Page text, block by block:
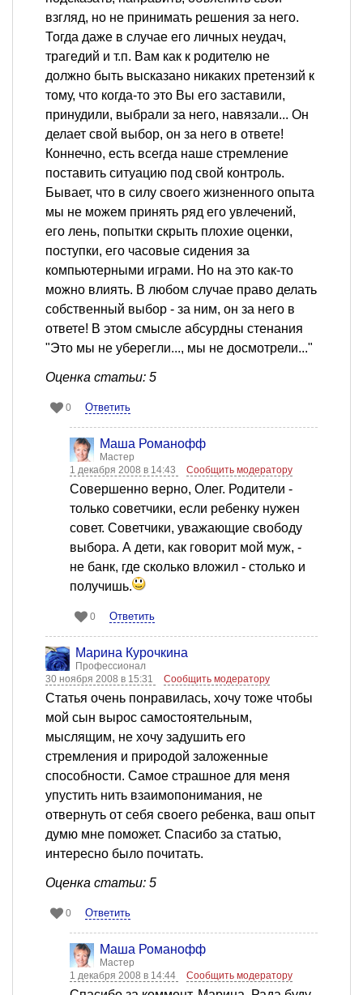
взгляд, но не принимать решения за него.
Тогда даже в случае его личных неудач,
трагедий и т.п. Вам как к родителю не
должно быть высказано никаких претензий к
тому, что когда-то это Вы его заставили,
принудили, выбрали за него, навязали... Он
делает свой выбор, он за него в ответе!
Коннечно, есть всегда наше стремление
поставить ситуацию под свой контроль.
Бывает, что в силу своего жизненного опыта
мы не можем принять ряд его увлечений,
его лень, попытки скрыть плохие оценки,
поступки, его часовые сидения за
компьютерными играми. Но на это как-то
можно влиять. В любом случае право делать
собственный выбор - за ним, он за него в
ответе! В этом смысле абсурдны стенания
"Это мы не уберегли..., мы не досмотрели..."
Оценка статьи: 5
0 Ответить
Mаша Романофф
Мастер
1 декабря 2008 в 14:43
Сообщить модератору
Совершенно верно, Олег. Родители -
только советчики, если ребенку нужен
совет. Советчики, уважающие свободу
выбора. А дети, как говорит мой муж, -
не банк, где сколько вложил - столько и
получишь.
0 Ответить
Марина Курочкина
Профессионал
30 ноября 2008 в 15:31
Сообщить модератору
Статья очень понравилась, хочу тоже чтобы
мой сын вырос самостоятельным,
мыслящим, не хочу задушить его
стремления и природой заложенные
способности. Самое страшное для меня
упустить нить взаимопонимания, не
отвернуть от себя своего ребенка, ваш опыт
думю мне поможет. Спасибо за статью,
интересно было почитать.
Оценка статьи: 5
0 Ответить
Mаша Романофф
Мастер
1 декабря 2008 в 14:44
Сообщить модератору